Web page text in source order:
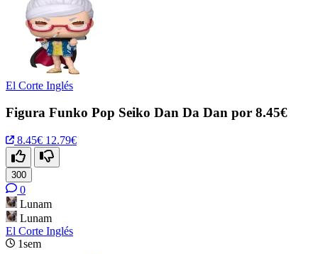
El Corte Inglés
Figura Funko Pop Seiko Dan Da Dan por 8.45€
8.45€ 12.79€
300
0
Lunam
Lunam
El Corte Inglés
1sem